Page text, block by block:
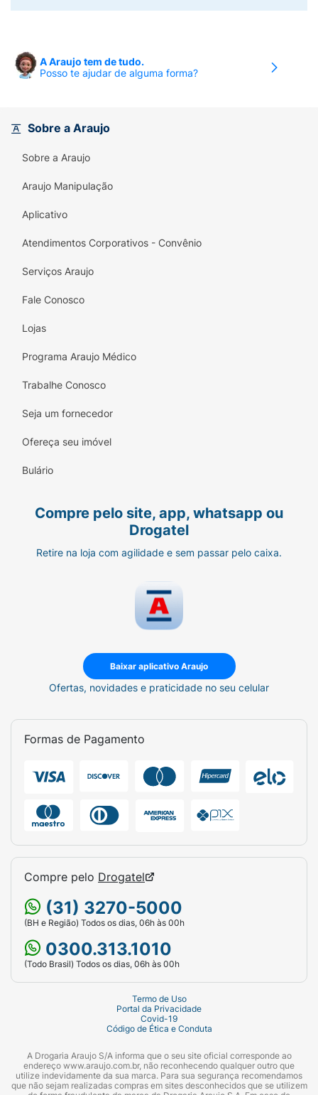
Ideal para leitura de perto, artesanato ou uso
leve não marca o nariz e garante bem-estar
mesmo após horas de uso, unindo a
necessidade de correção.
Design Cristal:
diário.
Estilo Jovem:
armações clássicas escuras.
Especificações Técnicas:
Marca:MIÓ
Modelo:Leitura / Lupa
Grau:+3,50 (Dioptria)
Cor da Armação:
A Araujo tem de tudo.
Posso te ajudar de alguma forma?
Sobre a Araujo
Sobre a Araujo
Araujo Manipulação
Aplicativo
Atendimentos Corporativos - Convênio
Serviços Araujo
Fale Conosco
Lojas
Programa Araujo Médico
Trabalhe Conosco
Seja um fornecedor
Ofereça seu imóvel
Bulário
Compre pelo site, app, whatsapp ou
Drogatel
Retire na loja com agilidade e sem passar pelo caixa.
Baixar aplicativo Araujo
Ofertas, novidades e praticidade no seu celular
Formas de Pagamento
Compre pelo Drogatel
(31) 3270-5000
(BH e Região) Todos os dias, 06h às 00h
0300.313.1010
(Todo Brasil) Todos os dias, 06h às 00h
Termo de Uso
Portal da Privacidade
Covid-19
Código de Ética e Conduta
A Drogaria Araujo S/A informa que o seu site oficial corresponde ao
endereço www.araujo.com.br, não reconhecendo qualquer outro que
utilize indevidamente da sua marca. Para sua segurança recomendamos
que não sejam realizadas compras em sites desconhecidos que se utilizem